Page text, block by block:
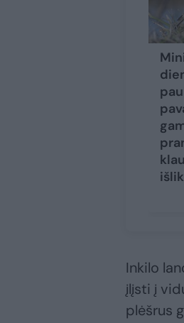
Inkilo
įlįsti į
plėšrus